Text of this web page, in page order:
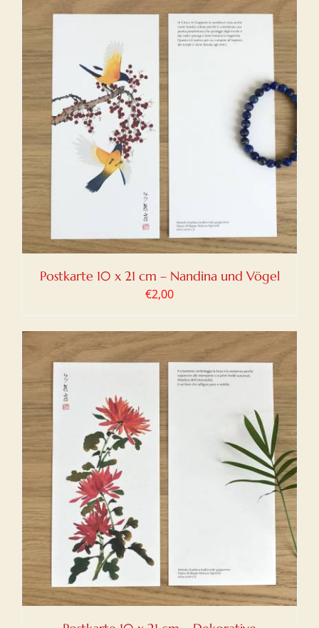
Postkarte 10 x 21 cm – Nandina und Vögel
€2,00